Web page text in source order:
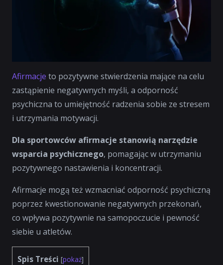
Afirmacje to pozytywne stwierdzenia mające na celu
zastąpienie negatywnych myśli, a odporność
psychiczna to umiejętność radzenia sobie ze stresem
i utrzymania motywacji.
Dla sportowców afirmacje stanowią narzędzie
wsparcia psychicznego, pomagając w utrzymaniu
pozytywnego nastawienia i koncentracji.
Afirmacje mogą też wzmacniać odporność psychiczną
poprzez kwestionowanie negatywnych przekonań,
co wpływa pozytywnie na samopoczucie i pewność
siebie u atletów.
Spis Treści [pokaż]